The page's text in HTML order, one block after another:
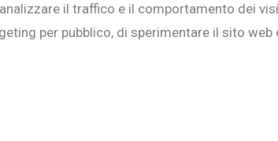
il traffico e il comportamento dei
per pubblico, di sperimentare il sito